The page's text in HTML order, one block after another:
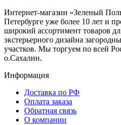
Интернет-магазин «Зеленый
Петербурге уже более 10 лет и
широкий ассортимент товаров
экстерьерного дизайна
участков. Мы торгуем по всей
о.Сахалин.
Информация
Доставка по РФ
Оплата заказа
Обратная связь
О компании